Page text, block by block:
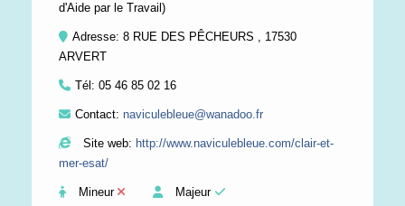
d'Aide par le Travail)
Adresse: 8 RUE DES PÊCHEURS , 17530
ARVERT
Tél: 05 46 85 02 16
Contact: naviculebleue@wanadoo.fr
Site web: http://www.naviculebleue.com/clair-et-
mer-esat/
Mineur Majeur